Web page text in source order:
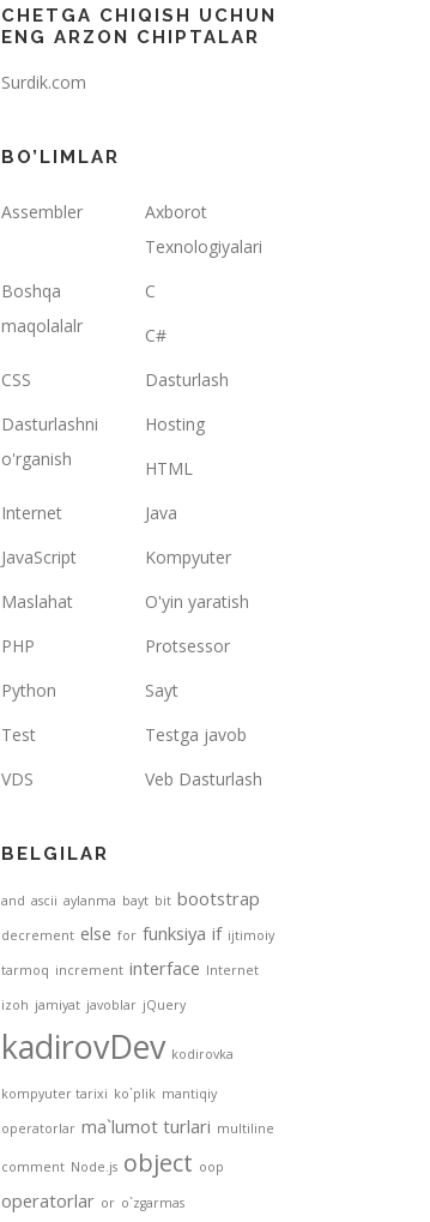
CHETGA CHIQISH UCHUN
ENG ARZON CHIPTALAR
Surdik.com
BO’LIMLAR
Assembler
Axborot
Texnologiyalari
Boshqa
maqolalalr
C
C#
CSS
Dasturlash
Dasturlashni
o'rganish
Hosting
HTML
Internet
Java
JavaScript
Kompyuter
Maslahat
O'yin yaratish
PHP
Protsessor
Python
Sayt
Test
Testga javob
VDS
Veb Dasturlash
BELGILAR
and ascii aylanma bayt bit bootstrap
decrement else for funksiya if ijtimoiy
tarmoq increment interface Internet
izoh jamiyat javoblar jQuery
kadirovDev kodirovka
kompyuter tarixi ko`plik mantiqiy
operatorlar ma`lumot turlari multiline
comment Node.js object oop
operatorlar or o`zgarmas